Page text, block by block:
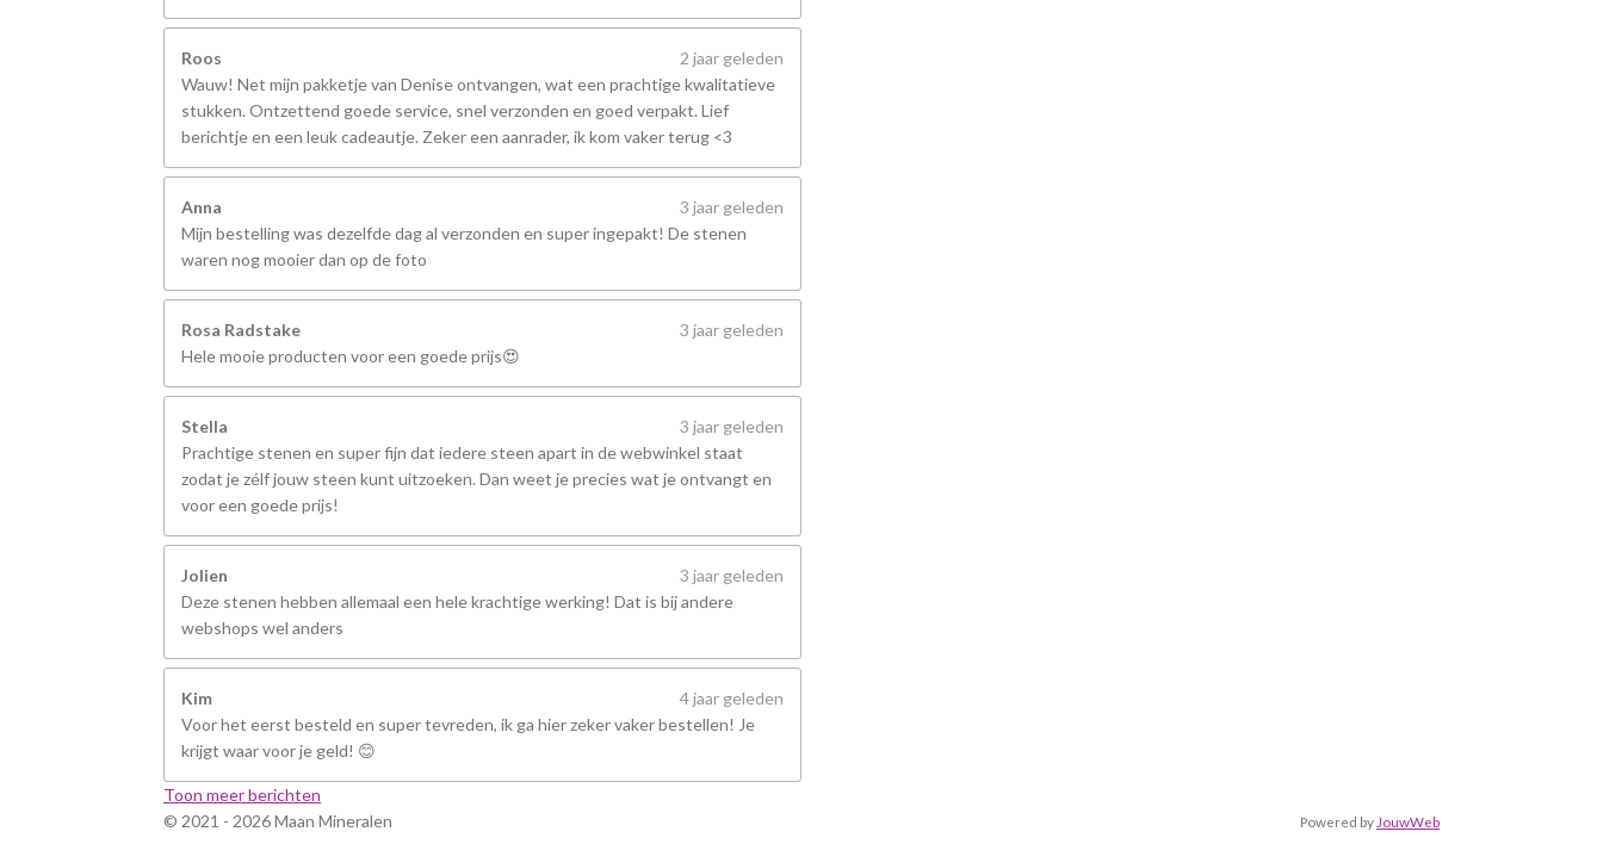
Roos
2 jaar geleden
Wauw! Net mijn pakketje van Denise ontvangen, wat een prachtige kwalitatieve
stukken. Ontzettend goede service, snel verzonden en goed verpakt. Lief
berichtje en een leuk cadeautje. Zeker een aanrader, ik kom vaker terug <3
Anna
3 jaar geleden
Mijn bestelling was dezelfde dag al verzonden en super ingepakt! De stenen
waren nog mooier dan op de foto
Rosa Radstake
3 jaar geleden
Hele mooie producten voor een goede prijs😍
Stella
3 jaar geleden
Prachtige stenen en super fijn dat iedere steen apart in de webwinkel staat
zodat je zélf jouw steen kunt uitzoeken. Dan weet je precies wat je ontvangt en
voor een goede prijs!
Jolien
3 jaar geleden
Deze stenen hebben allemaal een hele krachtige werking! Dat is bij andere
webshops wel anders
Kim
4 jaar geleden
Voor het eerst besteld en super tevreden, ik ga hier zeker vaker bestellen! Je
krijgt waar voor je geld! 😊
Toon meer berichten
© 2021 - 2026 Maan Mineralen
Powered by JouwWeb